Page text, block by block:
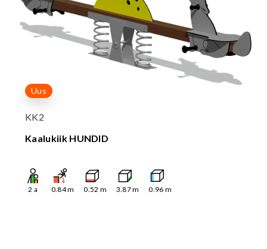
Uus
KK2
Kaalukiik HUNDID
2 a 0.84m 0.52 m 3.87m 0.96 m